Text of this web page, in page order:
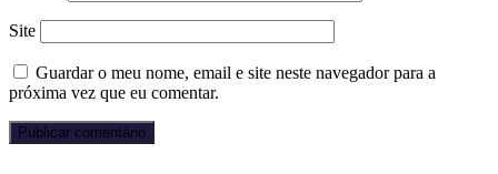
Site
Guardar o meu nome, email e site neste navegador para a
próxima vez que eu comentar.